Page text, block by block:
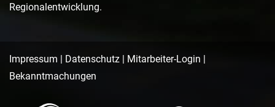
Regionalentwicklung.
Impressum | Datenschutz | Mitarbeiter-Login |
Bekanntmachungen